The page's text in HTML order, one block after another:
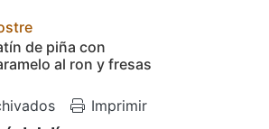
de piña con
al ron y fresas
Imprimir